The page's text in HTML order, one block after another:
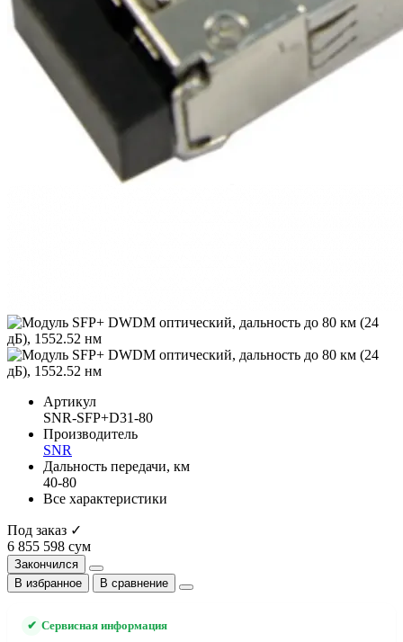
Артикул
SNR-SFP+D31-80
Производитель
SNR
Дальность передачи, км
40-80
Все характеристики
Под заказ ✓
6 855 598 сум
Закончился
В избранное
В сравнение
✔ Сервисная информация